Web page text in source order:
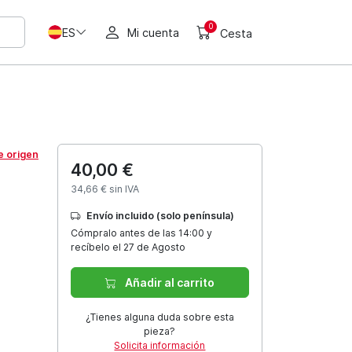
ES Mi cuenta 0
Cesta
origen
40,00 €
34,66 € sin IVA
Envío incluido (solo península)
Cómpralo antes de las 14:00 y
recíbelo el 27 de Agosto
Añadir al carrito
¿Tienes alguna duda sobre esta
pieza?
Solicita información